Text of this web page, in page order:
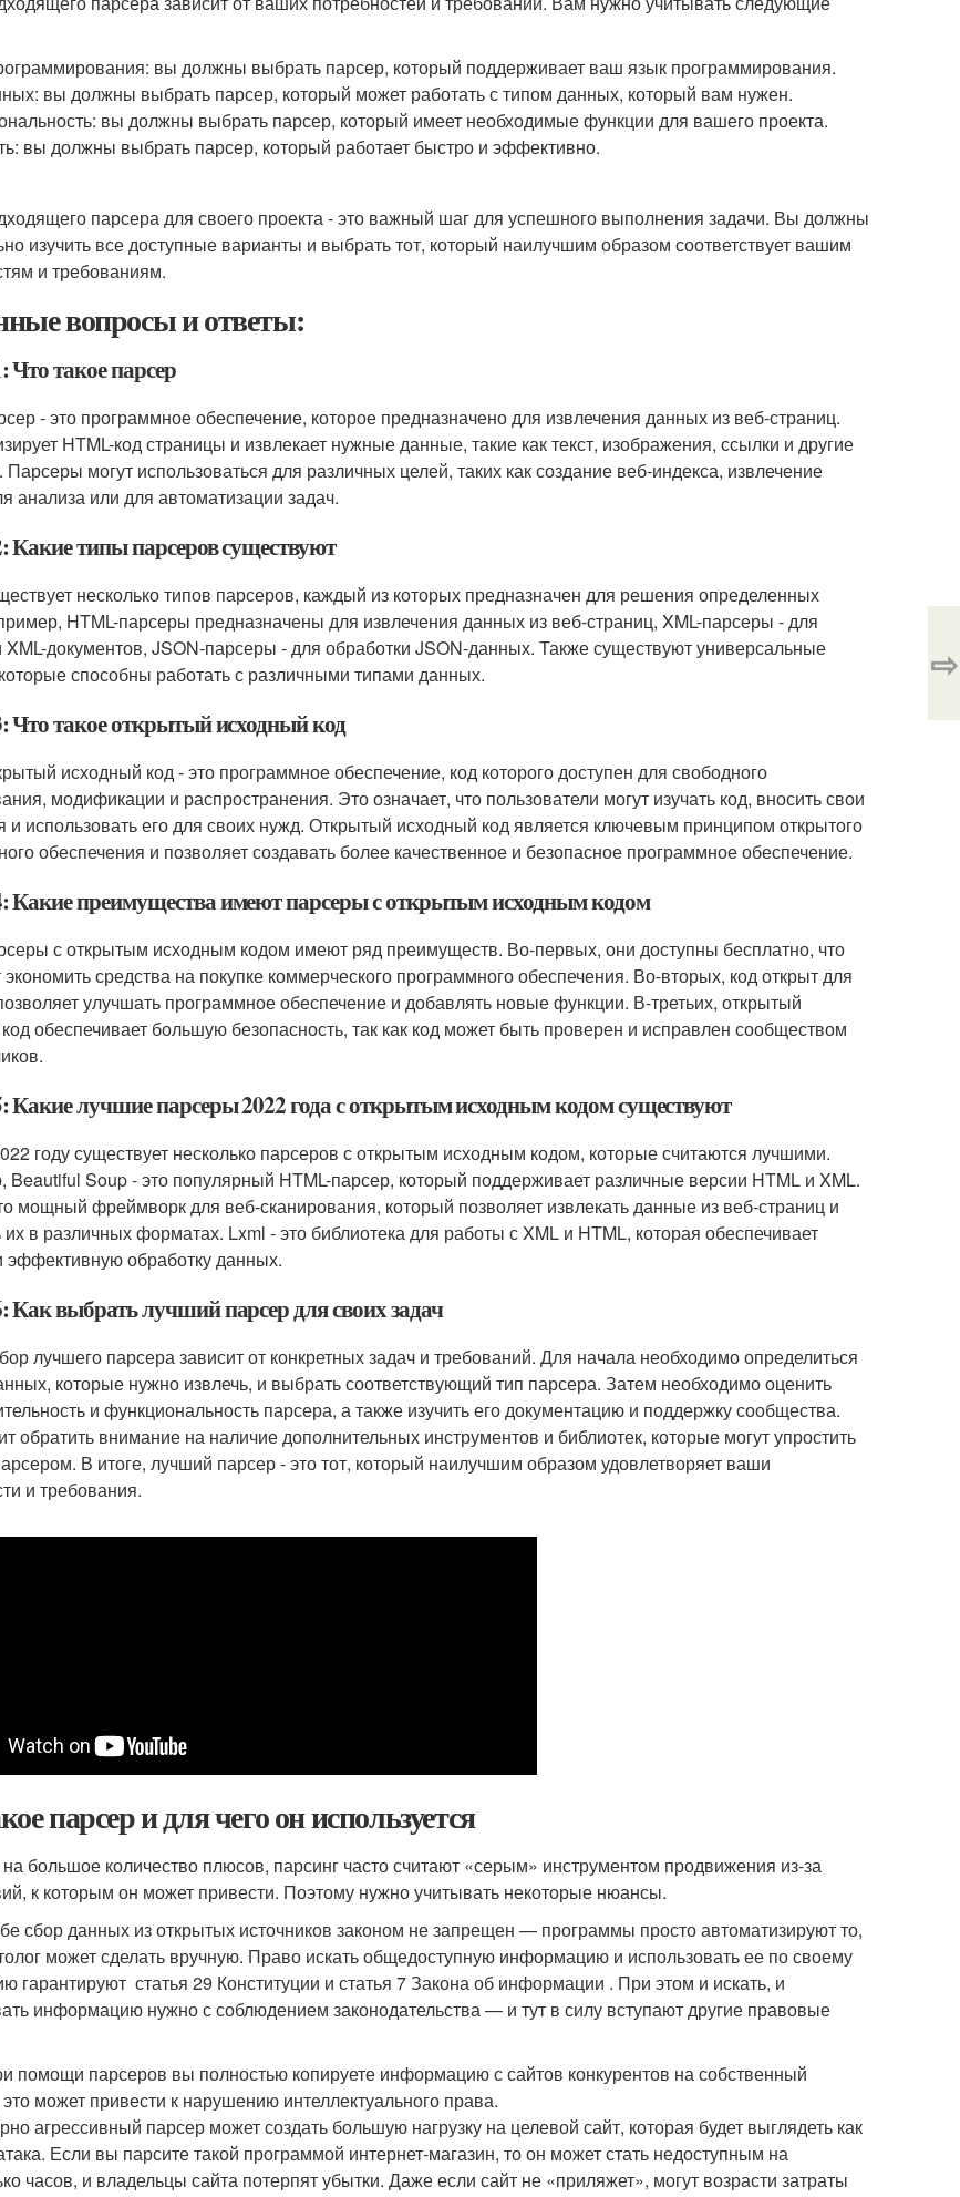
вы должны выбрать парсер, который поддерживает ваш язык программирования.
вы должны выбрать парсер, который может работать с типом данных, который вам нужен.
вы должны выбрать парсер, который имеет необходимые функции для вашего проекта.
вы должны выбрать парсер, который работает быстро и эффективно.
парсера для своего проекта - это важный шаг для успешного выполнения задачи. Вы должны
изучить все доступные варианты и выбрать тот, который наилучшим образом соответствует вашим
и требованиям.
вопросы и ответы:
Что такое парсер
- это программное обеспечение, которое предназначено для извлечения данных из веб-страниц.
HTML-код страницы и извлекает нужные данные, такие как текст, изображения, ссылки и другие
могут использоваться для различных целей, таких как создание веб-индекса, извлечение
анализа или для автоматизации задач.
Какие типы парсеров существуют
несколько типов парсеров, каждый из которых предназначен для решения определенных
HTML-парсеры предназначены для извлечения данных из веб-страниц, XML-парсеры - для
XML-документов, JSON-парсеры - для обработки JSON-данных. Также существуют универсальные
способны работать с различными типами данных.
Что такое открытый исходный код
исходный код - это программное обеспечение, код которого доступен для свободного
модификации и распространения. Это означает, что пользователи могут изучать код, вносить свои
и использовать его для своих нужд. Открытый исходный код является ключевым принципом открытого
обеспечения и позволяет создавать более качественное и безопасное программное обеспечение.
Какие преимущества имеют парсеры с открытым исходным кодом
с открытым исходным кодом имеют ряд преимуществ. Во-первых, они доступны бесплатно, что
экономить средства на покупке коммерческого программного обеспечения. Во-вторых, код открыт для
улучшать программное обеспечение и добавлять новые функции. В-третьих, открытый
обеспечивает большую безопасность, так как код может быть проверен и исправлен сообществом
Какие лучшие парсеры 2022 года с открытым исходным кодом существуют
году существует несколько парсеров с открытым исходным кодом, которые считаются лучшими.
Beautiful Soup - это популярный HTML-парсер, который поддерживает различные версии HTML и XML.
мощный фреймворк для веб-сканирования, который позволяет извлекать данные из веб-страниц и
их в различных форматах. Lxml - это библиотека для работы с XML и HTML, которая обеспечивает
эффективную обработку данных.
Как выбрать лучший парсер для своих задач
лучшего парсера зависит от конкретных задач и требований. Для начала необходимо определиться
которые нужно извлечь, и выбрать соответствующий тип парсера. Затем необходимо оценить
и функциональность парсера, а также изучить его документацию и поддержку сообщества.
обратить внимание на наличие дополнительных инструментов и библиотек, которые могут упростить
В итоге, лучший парсер - это тот, который наилучшим образом удовлетворяет ваши
и требования.
парсер и для чего он используется
большое количество плюсов, парсинг часто считают «серым» инструментом продвижения из-за
к которым он может привести. Поэтому нужно учитывать некоторые нюансы.
сбор данных из открытых источников законом не запрещен — программы просто автоматизируют то,
может сделать вручную. Право искать общедоступную информацию и использовать ее по своему
гарантируют статья 29 Конституции и статья 7 Закона об информации . При этом и искать, и
информацию нужно с соблюдением законодательства — и тут в силу вступают другие правовые
помощи парсеров вы полностью копируете информацию с сайтов конкурентов на собственный
это может привести к нарушению интеллектуального права.
агрессивный парсер может создать большую нагрузку на целевой сайт, которая будет выглядеть как
Если вы парсите такой программой интернет-магазин, то он может стать недоступным на
часов, и владельцы сайта потерпят убытки. Даже если сайт не «приляжет», могут возрасти затраты
⇨